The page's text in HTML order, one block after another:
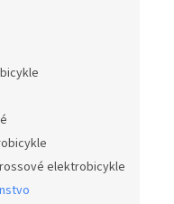
elektrobicykle